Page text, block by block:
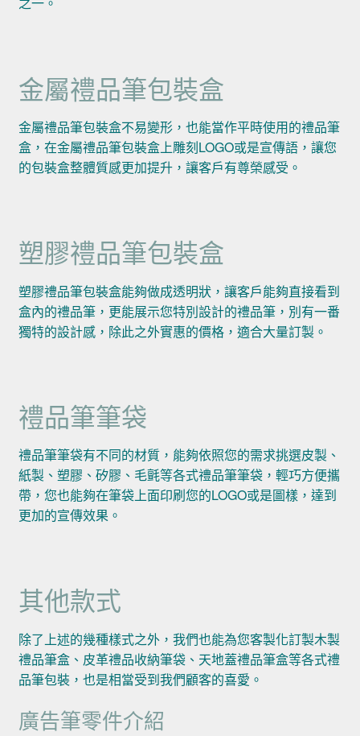
金屬禮品筆包裝盒
金屬禮品筆包裝盒不易變形，也能當作平時使用的禮品筆
盒，在金屬禮品筆包裝盒上雕刻LOGO或是宣傳語，讓您
的包裝盒整體質感更加提升，讓客戶有尊榮感受。
塑膠禮品筆包裝盒
塑膠禮品筆包裝盒能夠做成透明狀，讓客戶能夠直接看到
盒內的禮品筆，更能展示您特別設計的禮品筆，別有一番
獨特的設計感，除此之外實惠的價格，適合大量訂製。
禮品筆筆袋
禮品筆筆袋有不同的材質，能夠依照您的需求挑選皮製、
紙製、塑膠、矽膠、毛氈等各式禮品筆筆袋，輕巧方便攜
帶，您也能夠在筆袋上面印刷您的LOGO或是圖樣，達到
更加的宣傳效果。
其他款式
除了上述的幾種樣式之外，我們也能為您客製化訂製木製
禮品筆盒、皮革禮品收納筆袋、天地蓋禮品筆盒等各式禮
品筆包裝，也是相當受到我們顧客的喜愛。
廣告筆零件介紹